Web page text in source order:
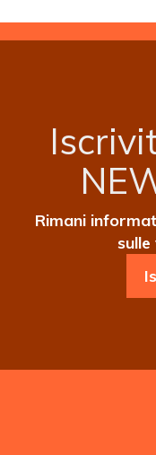
Rimani